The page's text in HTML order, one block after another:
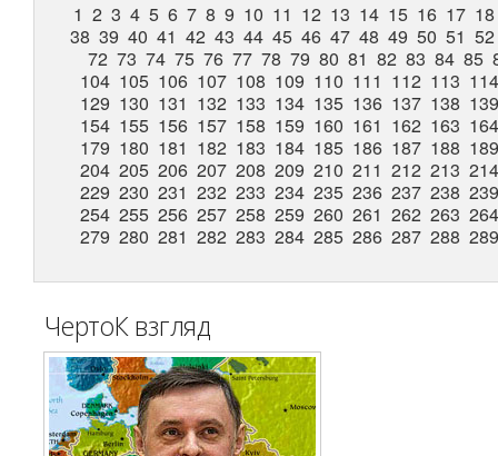
1 2 3 4 5 6 7 8 9 10 11 12 13 14 15 16 17 18
38 39 40 41 42 43 44 45 46 47 48 49 50 51 52
72 73 74 75 76 77 78 79 80 81 82 83 84 85
104 105 106 107 108 109 110 111 112 113 114
129 130 131 132 133 134 135 136 137 138 139
154 155 156 157 158 159 160 161 162 163 164
179 180 181 182 183 184 185 186 187 188 189
204 205 206 207 208 209 210 211 212 213 214
229 230 231 232 233 234 235 236 237 238 239
254 255 256 257 258 259 260 261 262 263 264
279 280 281 282 283 284 285 286 287 288 289
ЧертоК взгляд